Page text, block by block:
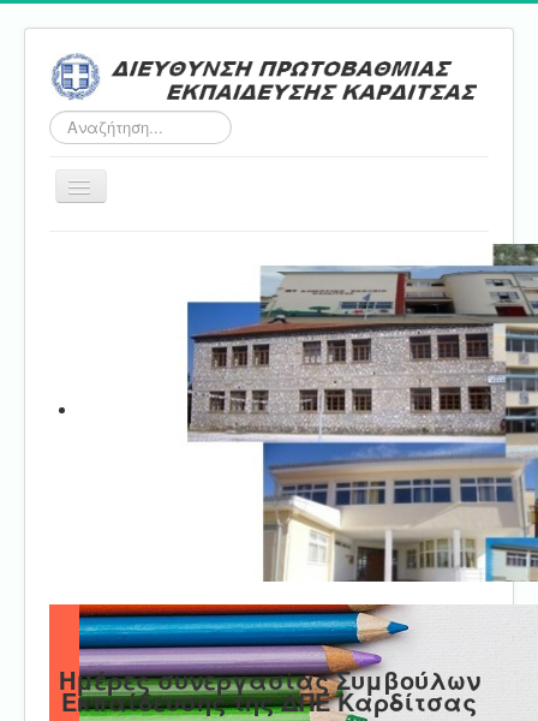
Αναζήτηση...
Εναλλαγή
Ημέρες συνεργασίας Συμβούλων
Εκπαίδευσης της ΔΠΕ Καρδίτσας